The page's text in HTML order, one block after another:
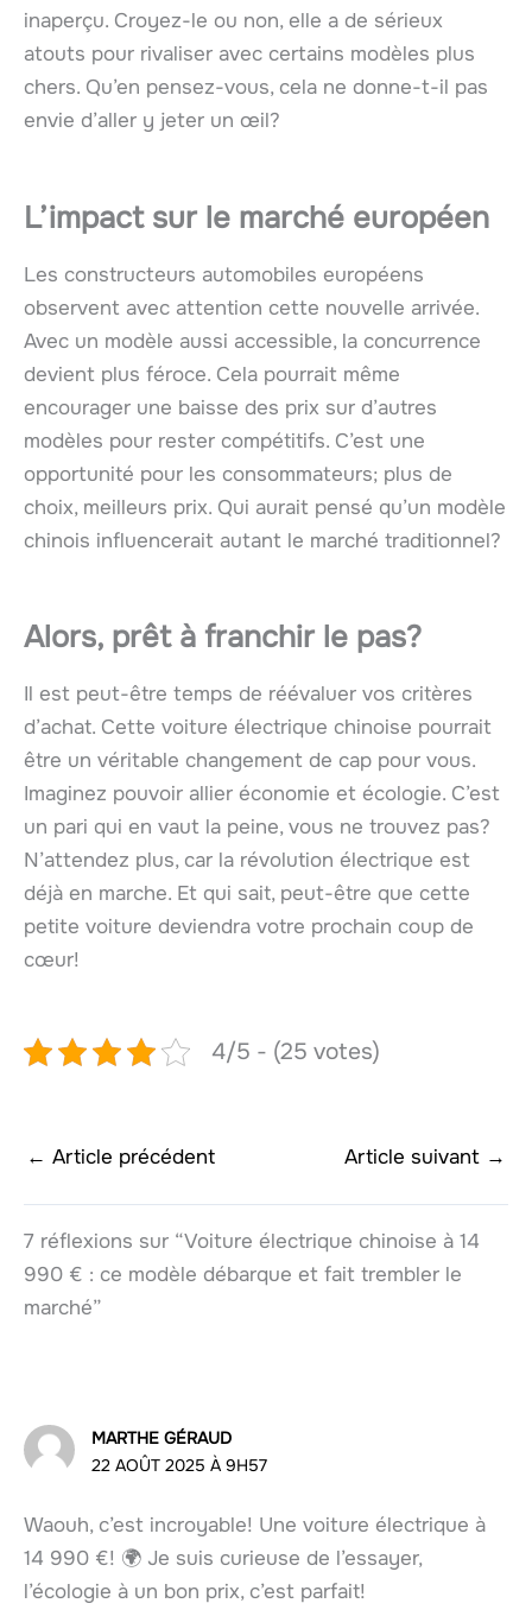
inaperçu. Croyez-le ou non, elle a de sérieux
atouts pour rivaliser avec certains modèles plus
chers. Qu’en pensez-vous, cela ne donne-t-il pas
envie d’aller y jeter un œil?
L’impact sur le marché européen
Les constructeurs automobiles européens
observent avec attention cette nouvelle arrivée.
Avec un modèle aussi accessible, la concurrence
devient plus féroce. Cela pourrait même
encourager une baisse des prix sur d’autres
modèles pour rester compétitifs. C’est une
opportunité pour les consommateurs; plus de
choix, meilleurs prix. Qui aurait pensé qu’un modèle
chinois influencerait autant le marché traditionnel?
Alors, prêt à franchir le pas?
Il est peut-être temps de réévaluer vos critères
d’achat. Cette voiture électrique chinoise pourrait
être un véritable changement de cap pour vous.
Imaginez pouvoir allier économie et écologie. C’est
un pari qui en vaut la peine, vous ne trouvez pas?
N’attendez plus, car la révolution électrique est
déjà en marche. Et qui sait, peut-être que cette
petite voiture deviendra votre prochain coup de
cœur!
4/5 - (25 votes)
← Article précédent Article suivant →
7 réflexions sur “Voiture électrique chinoise à 14
990 € : ce modèle débarque et fait trembler le
marché”
MARTHE GÉRAUD
22 AOÛT 2025 À 9H57
Waouh, c’est incroyable! Une voiture électrique à
14 990 €! 🌍 Je suis curieuse de l’essayer,
l’écologie à un bon prix, c’est parfait!